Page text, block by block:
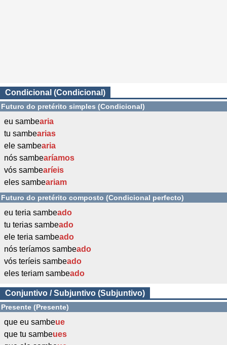
Condicional (Condicional)
Futuro do pretérito simples (Condicional)
eu sambearia
tu sambearias
ele sambearia
nós sambearíamos
vós sambearíeis
eles sambeariam
Futuro do pretérito composto (Condicional perfecto)
eu teria sambeado
tu terias sambeado
ele teria sambeado
nós teríamos sambeado
vós teríeis sambeado
eles teriam sambeado
Conjuntivo / Subjuntivo (Subjuntivo)
Presente (Presente)
que eu sambeue
que tu sambeues